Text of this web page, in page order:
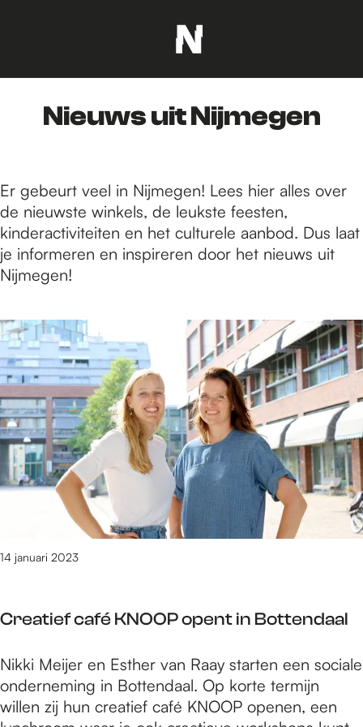
a
n
a
d
e
h
o
Nieuws uit Nijmegen
Er gebeurt veel in Nijmegen! Lees hier alles over
de nieuwste winkels, de leukste feesten,
kinderactiviteiten en het culturele aanbod. Dus laat
je informeren en inspireren door het nieuws uit
Nijmegen!
2
1
2
5
t
/
m
1
v
3
9
0
r
e
Creatief café KNOOP opent in Bottendaal
14 januari 2023
C
r
e
Nikki Meijer en Esther van Raay starten een sociale
onderneming in Bottendaal. Op korte termijn
willen zij hun creatief café KNOOP openen, een